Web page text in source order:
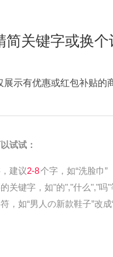
简关键字或换
展示有优惠或红包补贴的
试试：
建议2-8个字，如“洗脸巾”
关键字，如"的","什么","吗"
，如“男人の新款鞋子”改成